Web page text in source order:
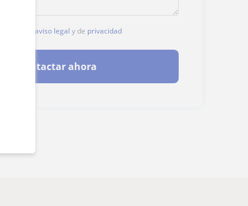
aviso legal y de privacidad
Contactar ahora